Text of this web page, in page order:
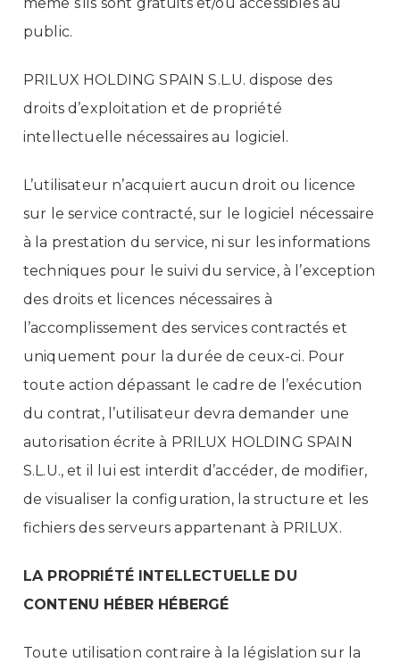
public.
PRILUX HOLDING SPAIN S.L.U. dispose des
droits d’exploitation et de propriété
intellectuelle nécessaires au logiciel.
L’utilisateur n’acquiert aucun droit ou licence
sur le service contracté, sur le logiciel nécessaire
à la prestation du service, ni sur les informations
techniques pour le suivi du service, à l’exception
des droits et licences nécessaires à
l’accomplissement des services contractés et
uniquement pour la durée de ceux-ci. Pour
toute action dépassant le cadre de l’exécution
du contrat, l’utilisateur devra demander une
autorisation écrite à PRILUX HOLDING SPAIN
S.L.U., et il lui est interdit d’accéder, de modifier,
de visualiser la configuration, la structure et les
fichiers des serveurs appartenant à PRILUX.
LA PROPRIÉTÉ INTELLECTUELLE DU
CONTENU HÉBER HÉBERGÉ
Toute utilisation contraire à la législation sur la